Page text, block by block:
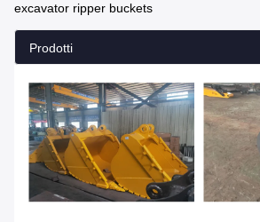
Match 36
Prodotti
excavator ripper buckets
Prodotti